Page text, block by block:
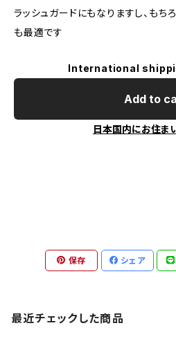
ラッシュガードにもなりますし、もち
も最適です
International
Add to
日本国内にお住ま
保存 シェア
最近チェックした商品